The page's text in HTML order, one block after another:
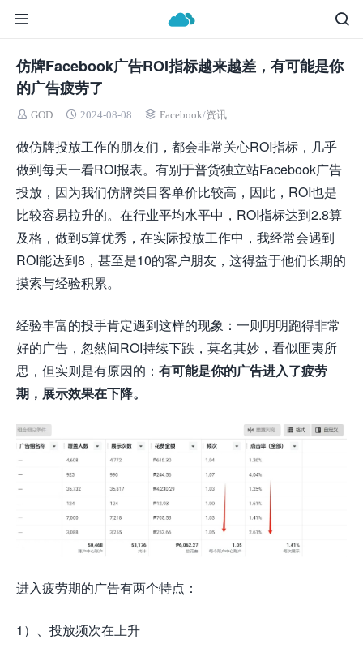
仿牌Facebook广告ROI指标越来越差，有可能是你
的广告疲劳了
GOD 2024-08-08 Facebook/资讯
做仿牌投放工作的朋友们，都会非常关心ROI指标，几乎
做到每天一看ROI报表。有别于普货独立站Facebook广告
投放，因为我们仿牌类目客单价比较高，因此，ROI也是
比较容易拉升的。在行业平均水平中，ROI指标达到2.8算
及格，做到5算优秀，在实际投放工作中，我经常会遇到
ROI能达到8，甚至是10的客户朋友，这得益于他们长期的
摸索与经验积累。
经验丰富的投手肯定遇到这样的现象：一则明明跑得非常
好的广告，忽然间ROI持续下跌，莫名其妙，看似匪夷所
思，但实则是有原因的： 有可能是你的广告进入了疲劳
期，展示效果在下降。
进入疲劳期的广告有两个特点：
1）、投放频次在上升